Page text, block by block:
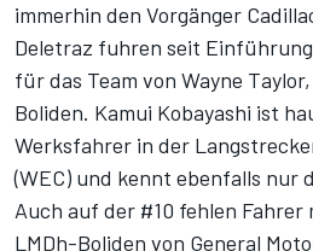
immerhin den Vorgänger
Deletraz fuhren seit
für das Team von Wayne
Boliden. Kamui Kobayashi ist
Werksfahrer in der
(WEC) und kennt ebenfalls nur
Auch auf der #10 fehlen
LMDh-Boliden von General